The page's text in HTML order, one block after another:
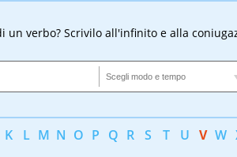
un verbo? Scrivilo all'infinito e alla
K L M N O P Q R S T U V W